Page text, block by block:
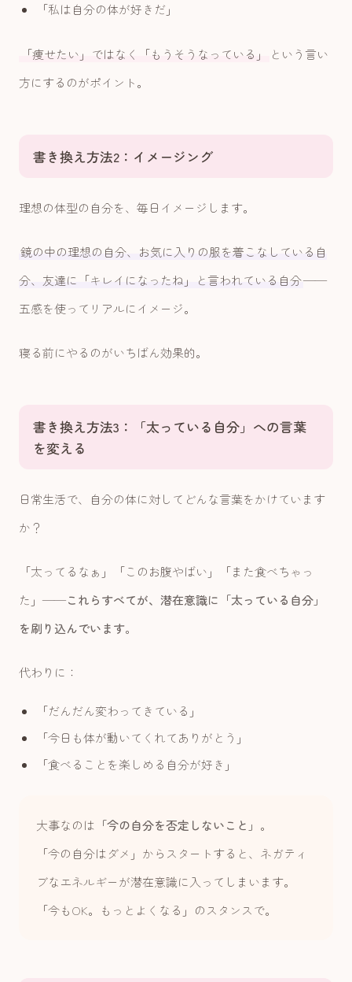
「私は自分の体が好きだ」
「痩せたい」ではなく「もうそうなっている」
という言い
方にするのがポイント。
書き換え方法2：イメージング
理想の体型の自分を、毎日イメージします。
鏡の中の理想の自分、お気に入りの服を着こなしている自
分、友達に「キレイになったね」と言われている自分——
五感を使ってリアルにイメージ。
寝る前にやるのがいちばん効果的。
書き換え方法3：「太っている自分」への言葉
を変える
日常生活で、自分の体に対してどんな言葉をかけています
か？
「太ってるなぁ」「このお腹やばい」「また食べちゃっ
た」——これらすべてが、潜在意識に「太っている自分」
を刷り込んでいます。
代わりに：
「だんだん変わってきている」
「今日も体が動いてくれてありがとう」
「食べることを楽しめる自分が好き」
大事なのは 「今の自分を否定しないこと」 。
「今の自分はダメ」からスタートすると、ネガティ
ブなエネルギーが潜在意識に入ってしまいます。
「今もOK。もっとよくなる」のスタンスで。